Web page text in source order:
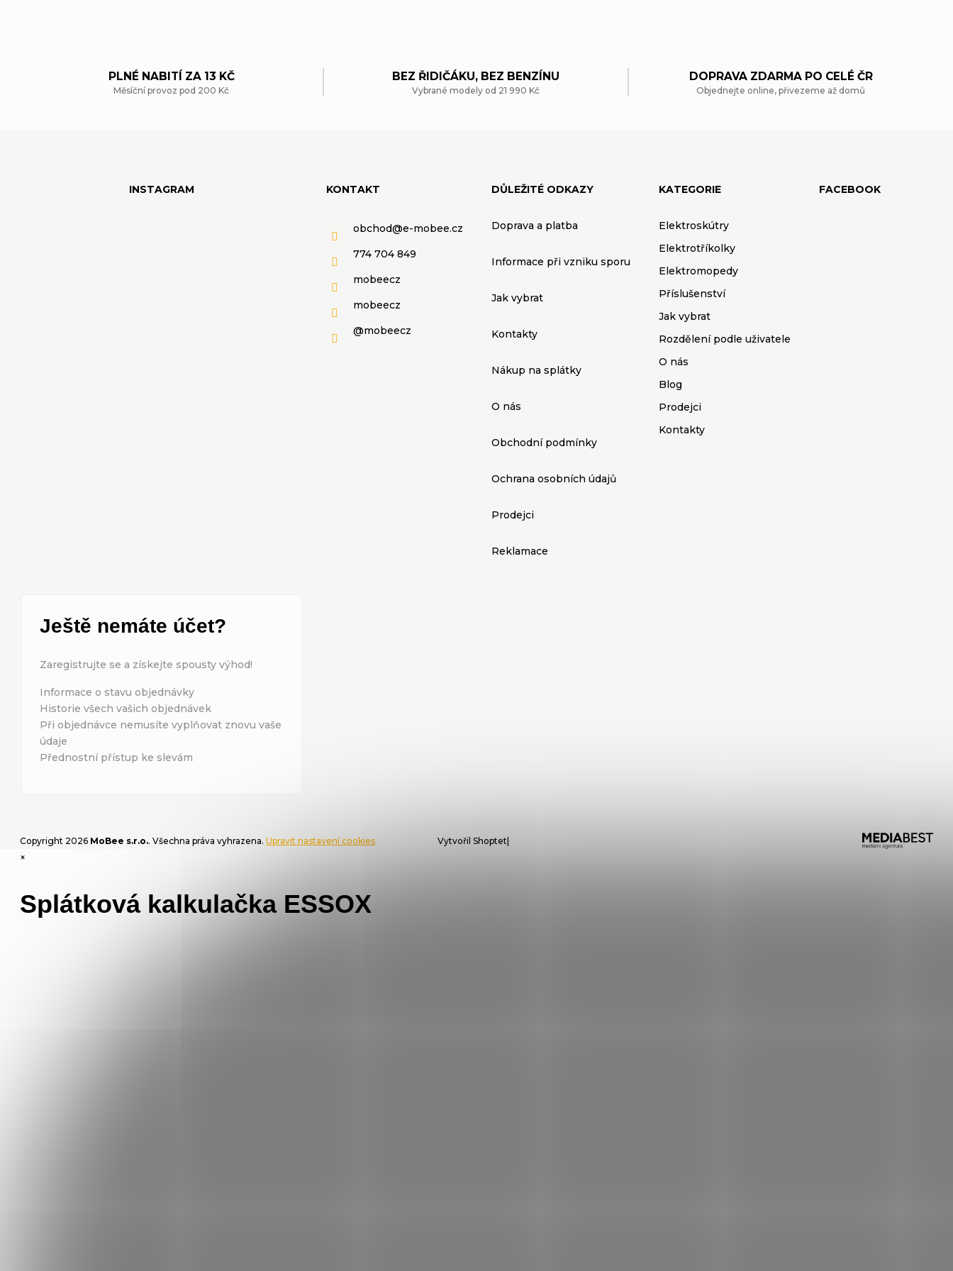
c
p
ý
p
PLNÉ NABITÍ ZA 13 KČ
Měsíční provoz pod 200 Kč
BEZ ŘIDIČÁKU, BEZ BENZÍNU
Vybrané modely od 21 990 Kč
DOPRAVA ZDARMA PO CELÉ ČR
Objednejte online, přivezeme až domů
INSTAGRAM KONTAKT
obchod@e-mobee.cz
774 704 849
mobeecz
mobeecz
@mobeecz
DŮLEŽITÉ ODKAZY
Doprava a platba
Informace při vzniku sporu
Jak vybrat
Kontakty
Nákup na splátky
O nás
Obchodní podmínky
Ochrana osobních údajů
Prodejci
Reklamace
KATEGORIE
Elektroskútry
Elektrotříkolky
Elektromopedy
Příslušenství
Jak vybrat
Rozdělení podle uživatele
O nás
Blog
Prodejci
Kontakty
FACEBOOK
Ještě nemáte účet?
Zaregistrujte se a získejte spousty výhod!
Informace o stavu objednávky
Historie všech vašich objednávek
Při objednávce nemusíte vyplňovat znovu vaše
údaje
Přednostní přístup ke slevám
Vytvořil Shoptet
Copyright 2026 MoBee s.r.o.. Všechna práva vyhrazena. Upravit nastavení cookies
×
Splátková kalkulačka ESSOX